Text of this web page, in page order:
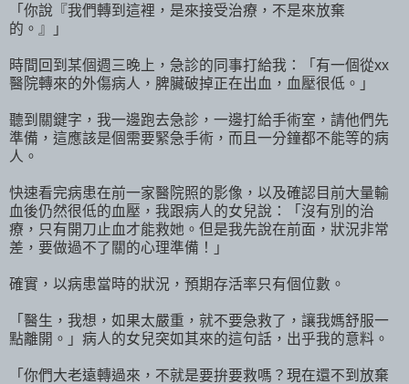
「你說『我們轉到這裡，是來接受治療，不是來放棄
的。』」
時間回到某個週三晚上，急診的同事打給我：「有一個從xx
醫院轉來的外傷病人，脾臟破掉正在出血，血壓很低。」
聽到關鍵字，我一邊跑去急診，一邊打給手術室，請他們先
準備，這應該是個需要緊急手術，而且一分鐘都不能等的病
人。
快速看完病患在前一家醫院照的影像，以及確認目前大量輸
血後仍然很低的血壓，我跟病人的女兒說：「沒有別的治
療，只有開刀止血才能救她。但是我先說在前面，狀況非常
差，要做過不了關的心理準備！」
確實，以病患當時的狀況，預期存活率只有個位數。
「醫生，我想，如果太嚴重，就不要急救了，讓我媽舒服一
點離開。」病人的女兒突如其來的這句話，出乎我的意料。
「你們大老遠轉過來，不就是要拚要救嗎？現在還不到放棄